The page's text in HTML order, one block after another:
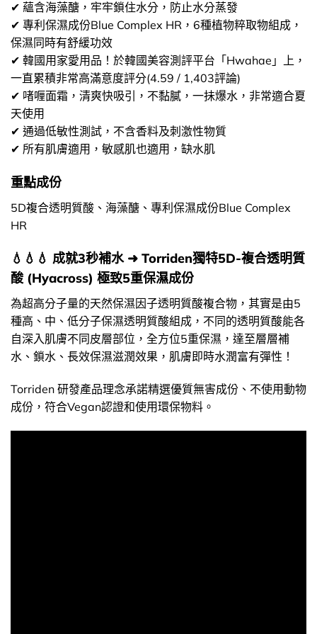
✔ 蘊含海藻醣，牢牢鎖住水分，防止水分蒸發
✔ 專利保濕成份Blue Complex HR，6種植物粹取物組成，
保濕同時有舒緩功效
✔ 韓國用家愛用品！於韓國美容測評平台「Hwahae」上，
一直累積非常高滿意度評分(4.59 / 1,403評論)
✔ 啫喱面霜，清爽快吸引，不黏膩，一抺爆水，非常適合夏
天使用
✔ 通過低敏性測試，不含香料及刺激性物質
✔ 所有肌膚適用，敏感肌也適用，缺水肌
重點成份
5D複合透明質酸、海藻醣、專利保濕成份Blue Complex
HR
💧💧💧 成就3秒補水 ➜ Torriden獨特5D-複合透明質
酸 (Hyacross) 極致5重保濕成份
為超高分子量的天然保濕因子透明質酸複合物，其實是由5
種高、中、低分子保濕透明質酸組成，不同的透明質酸能各
自深入肌膚不同皮層部位，全方位5重保濕，達至層層補
水、鎖水、長效保濕滋潤效果，肌膚即時水潤富有彈性！
Torriden 研發產品理念承諾精選優質無害成份、不使用動物
成份，符合Vegan認證和使用環保物料。